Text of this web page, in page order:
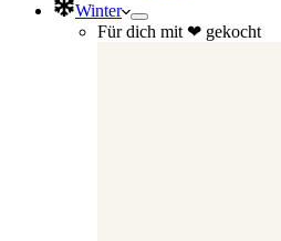
Winter
Für dich mit ❤ gekocht